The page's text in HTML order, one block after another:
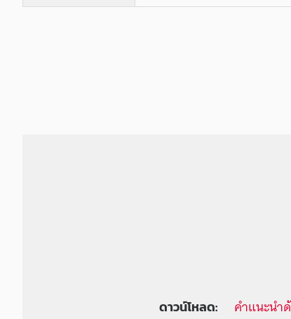
ดาวน์โหลด: คำแนะนำ